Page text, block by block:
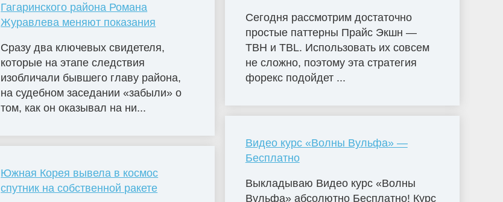
Гагаринского района Романа
Журавлева меняют показания
Сразу два ключевых свидетеля,
которые на этапе следствия
изобличали бывшего главу района,
на судебном заседании «забыли» о
том, как он оказывал на ни...
Южная Корея вывела в космос
спутник на собственной ракете
Сегодня рассмотрим достаточно
простые паттерны Прайс Экшн —
TBH и TBL. Использовать их совсем
не сложно, поэтому эта стратегия
форекс подойдет ...
Видео курс «Волны Вульфа» —
Бесплатно
Выкладываю Видео курс «Волны
Вульфа» абсолютно Бесплатно! Курс